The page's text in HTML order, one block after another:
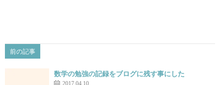
前の記事
数学の勉強の記録をブログに残す事にした
2017.04.10